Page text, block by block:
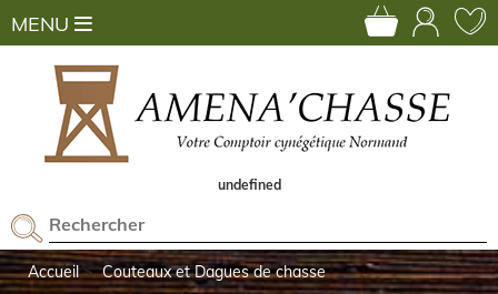
undefined
MENU
Accueil Couteaux et Dagues de chasse